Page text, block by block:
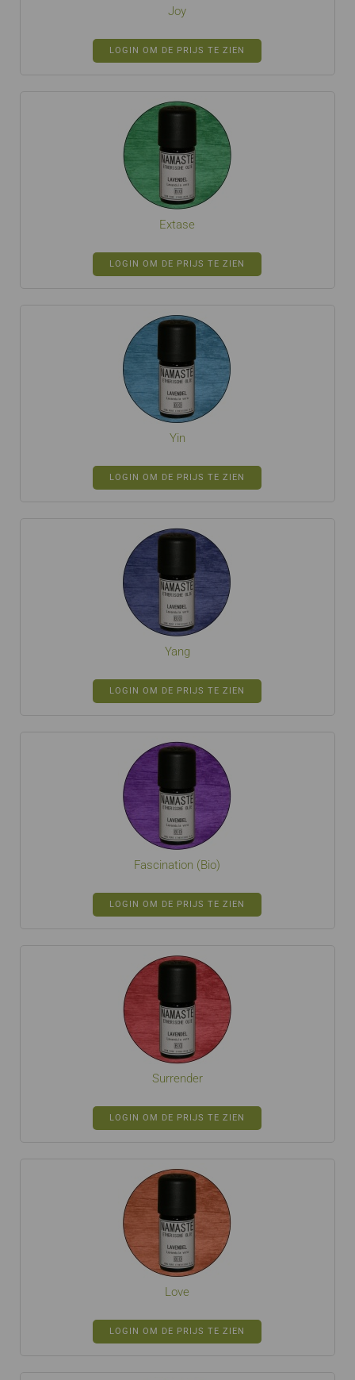
Joy
LOGIN OM DE PRIJS TE ZIEN
Extase
LOGIN OM DE PRIJS TE ZIEN
Yin
LOGIN OM DE PRIJS TE ZIEN
Yang
LOGIN OM DE PRIJS TE ZIEN
Fascination (Bio)
LOGIN OM DE PRIJS TE ZIEN
Surrender
LOGIN OM DE PRIJS TE ZIEN
Love
LOGIN OM DE PRIJS TE ZIEN